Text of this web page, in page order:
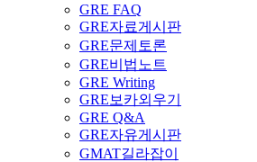
GRE FAQ
GRE자료게시판
GRE문제토론
GRE비법노트
GRE Writing
GRE보카외우기
GRE Q&A
GRE자유게시판
GMAT길라잡이